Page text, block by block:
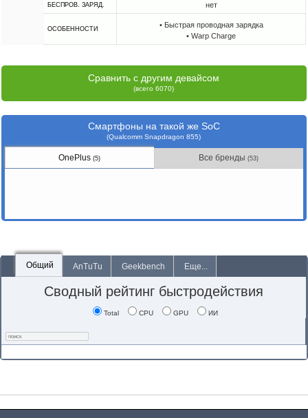
БЕСПРОВ. ЗАРЯД. нет
ОСОБЕННОСТИ
• Быстрая проводная зарядка
• Warp Charge
Сравнить с другим девайсом
(всего 6070)
Смартфоны на такой же SoC
(Qualcomm Snapdragon 855)
OnePlus(5) Все бренды(53)
Общий AnTuTu Geekbench Еще...
Сводный рейтинг быстродействия
Total CPU GPU ИИ